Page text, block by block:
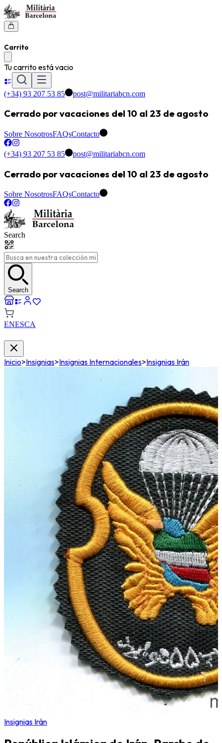
Carrito
Tu carrito está vacio
(+34) 93 207 53 85 post@militariabcn.com
Cerrado por vacaciones del 10 al 23 de agosto
Sobre NosotrosFAQsContacto
(+34) 93 207 53 85 post@militariabcn.com
Cerrado por vacaciones del 10 al 23 de agosto
Sobre NosotrosFAQsContacto
Search
Search
ENESCA
Inicio>Insignias>Insignias Internacionales>Insignias Irán
Insignias Irán